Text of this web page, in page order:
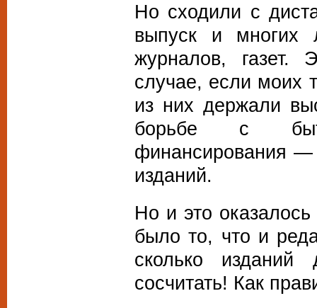
Но сходили с
выпуск и многих
журналов,
случае, если моих
из них держали
борьбе с
финансирования —
изданий.
Но и это
было то, что и
сколько
сосчитать! Как